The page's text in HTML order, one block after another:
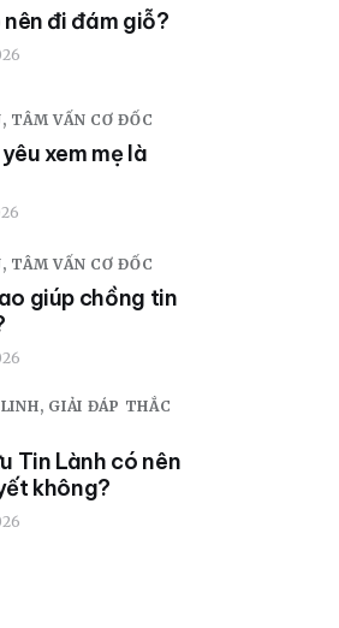
đi đám giỗ?
TÂM VẤN CƠ ĐỐC
xem mẹ là
TÂM VẤN CƠ ĐỐC
giúp chồng tin
GIẢI ĐÁP THẮC
Tin Lành có nên
không?